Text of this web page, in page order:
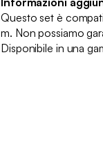
Questo set è
m. Non possiamo
Disponibile in una